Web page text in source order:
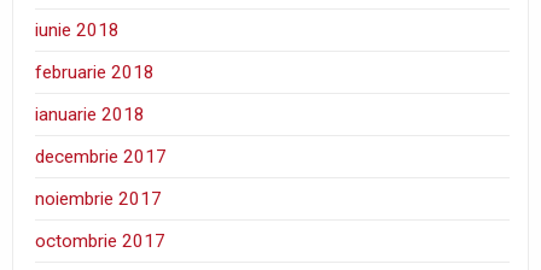
iunie 2018
februarie 2018
ianuarie 2018
decembrie 2017
noiembrie 2017
octombrie 2017